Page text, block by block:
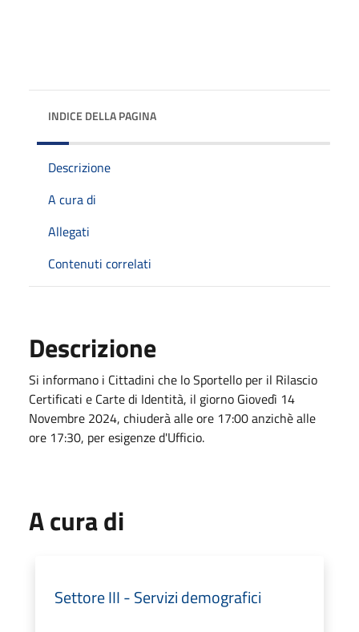
INDICE DELLA PAGINA
Descrizione
A cura di
Allegati
Contenuti correlati
Descrizione
Si informano i Cittadini che lo Sportello per il Rilascio
Certificati e Carte di Identità, il giorno Giovedì 14
Novembre 2024, chiuderà alle ore 17:00 anzichè alle
ore 17:30, per esigenze d'Ufficio.
A cura di
Settore III - Servizi demografici